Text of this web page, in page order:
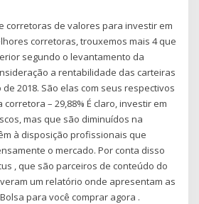
corretoras de valores para investir em
corretoras, trouxemos mais 4 que
segundo o levantamento da
a rentabilidade das carteiras
2018. São elas com seus respectivos
– 29,88% É claro, investir em
mas que são diminuídos na
à disposição profissionais que
o mercado. Por conta disso
, que são parceiros de conteúdo do
um relatório onde apresentam as
para você comprar agora .